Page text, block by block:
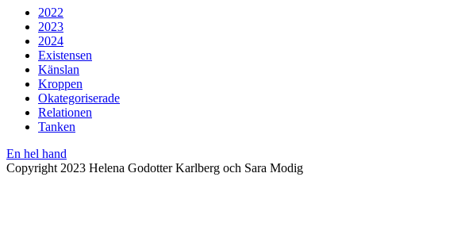
2022
2023
2024
Existensen
Känslan
Kroppen
Okategoriserade
Relationen
Tanken
En hel hand
Copyright 2023 Helena Godotter Karlberg och Sara Modig